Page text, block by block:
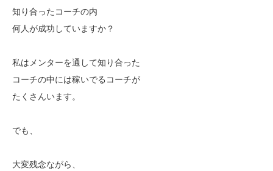
知り合ったコーチの内
何人が成功していますか？
私はメンターを通して知り合った
コーチの中には稼いでるコーチが
たくさんいます。
でも、
大変残念ながら、